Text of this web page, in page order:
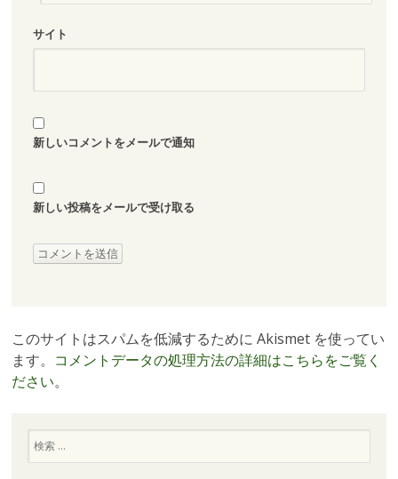
サイト
新しいコメントをメールで通知
新しい投稿をメールで受け取る
このサイトはスパムを低減するために Akismet を使ってい
ます。 コメントデータの処理方法の詳細はこちらをご覧く
ださい。
索